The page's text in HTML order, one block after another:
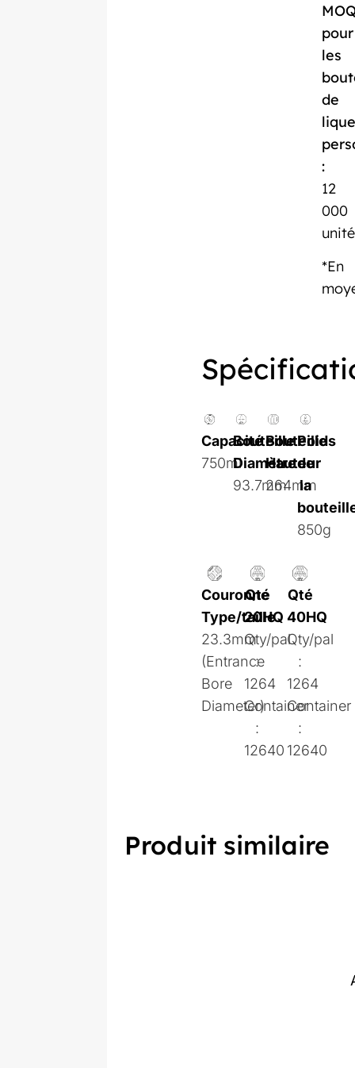
pour
les
de
:
12
000
*En
Capacité
750ml
Bouteille
Diamètre
93.7mm
Bouteille
Hauteur
264mm
Poids
de
la
850g
Couronne
Type/taille
23.3mm
(Entrance
Bore
Diameter)
Qté
20HQ
Qty/pal
:
1264
Container
:
12640
Qté
40HQ
Qty/pal
:
1264
Container
:
12640
Produit similaire